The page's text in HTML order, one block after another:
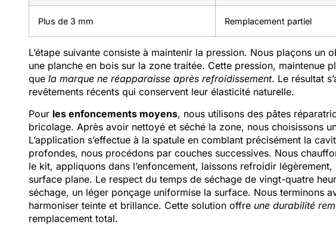
Plus de 3 mm Remplacement partiel
L’étape suivante consiste à maintenir la pression. Nous plaçons
une planche en bois sur la zone traitée. Cette pression, maintenue
que la marque ne réapparaisse après refroidissement. Le résultat
revêtements récents qui conservent leur élasticité naturelle.
Pour les enfoncements moyens, nous utilisons des pâtes
bricolage. Après avoir nettoyé et séché la zone, nous choisissons
L’application s’effectue à la spatule en comblant précisément la
profondes, nous procédons par couches successives. Nous
le kit, appliquons dans l’enfoncement, laissons refroidir
surface plane. Le respect du temps de séchage de vingt-quatre
séchage, un léger ponçage uniformise la surface. Nous terminons
harmoniser teinte et brillance. Cette solution offre une durabilité
remplacement total.